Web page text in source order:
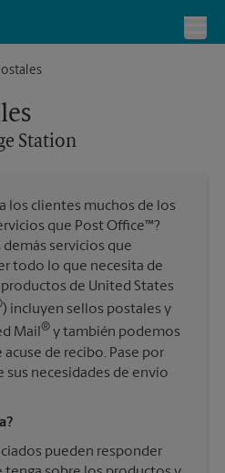
Station
los clientes muchos de los
que Post Office™?
servicios que
todo lo que necesita de
de United States
) incluyen sellos postales y
Mail® y también podemos
de recibo. Pase por
sus necesidades de envío
pueden responder